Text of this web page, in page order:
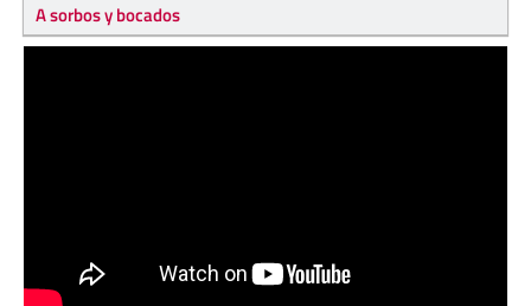
A sorbos y bocados